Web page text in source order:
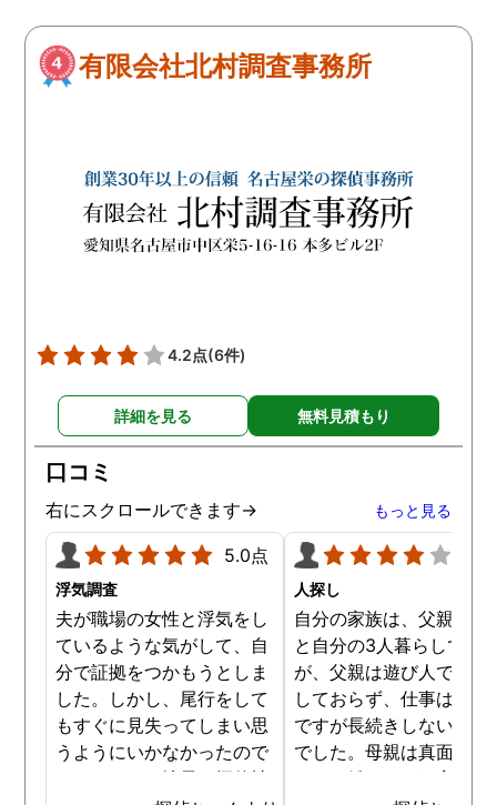
よく考えてくださってい
のが伝わる対応に探偵の
証拠が取れたので、ここ
らはまた相談に乗ってい
だきながらになってしま
そうですが、問題解決す
すすめです！
有限会社北村調査事務所
4.2点(6件)
詳細を見る 無料見積もり
口コミ
右にスクロールできます→ もっと見る
5.0点
浮気調査
夫が職場の女性と浮気をし
ているような気がして、自
分で証拠をつかもうとしま
した。しかし、尾行をして
もすぐに見失ってしまい思
うようにいかなかったので
す。それで、地元の探偵社
人探し
自分の家族は、父親と母
と自分の3人暮らしでし
が、父親は遊び人で仕事
しておらず、仕事はする
ですが長続きしないタイ
でした。母親は真面目で
ートで働きながら家事も